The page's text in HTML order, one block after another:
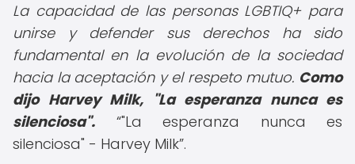
La capacidad de las personas LGBTIQ+ para
unirse y defender sus derechos ha sido
fundamental en la evolución de la sociedad
hacia la aceptación y el respeto mutuo. Como
dijo Harvey Milk, "La esperanza nunca es
silenciosa".
"La esperanza nunca es
silenciosa" - Harvey Milk .